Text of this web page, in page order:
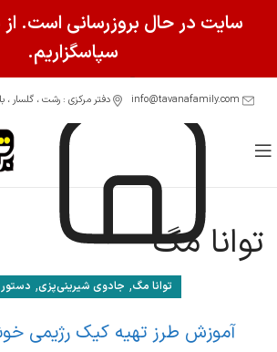
دفتر مرکزی : رشت ، گلسار ،
توانا مگ
توانا مگ, جادوی شیرینی‌پزی,
آموزش طرز تهیه کیک رژیمی
سایت در حال بروزرسانی است.
سپاسگزاریم.